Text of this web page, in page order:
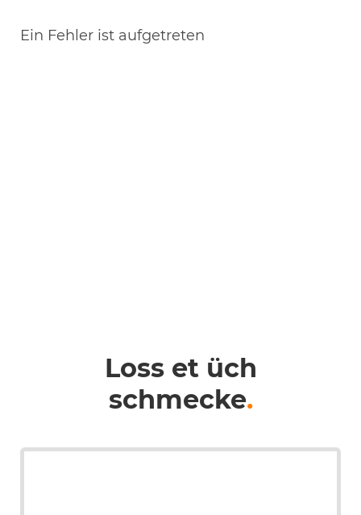
Ein Fehler ist aufgetreten
Loss et üch
schmecke.